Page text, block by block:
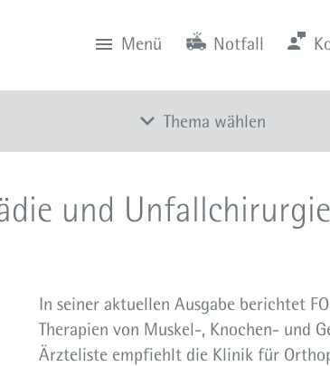
Menü Notfall
Thema wählen
Veranstaltungen
Zum YouTube-Kanal
Presse
und Unfallchirurgie
In seiner aktuellen Ausgabe berichtet
Therapien von Muskel-, Knochen- und
Ärzteliste empfiehlt die Klinik für